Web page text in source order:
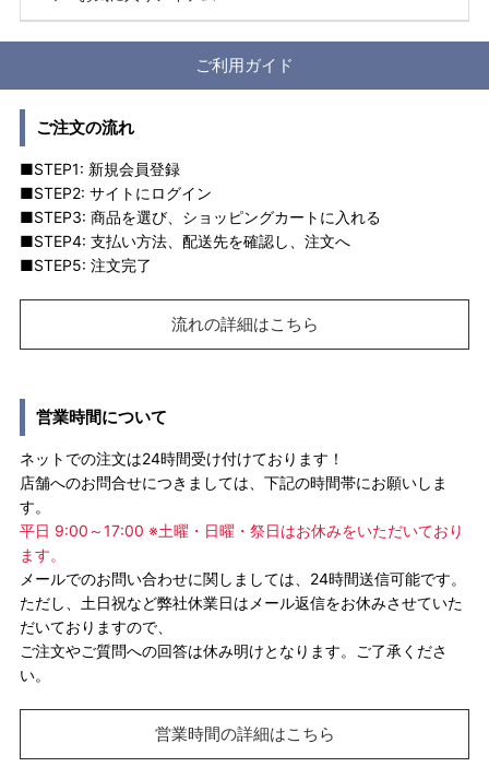
ご利用ガイド
ご注文の流れ
■STEP1: 新規会員登録
■STEP2: サイトにログイン
■STEP3: 商品を選び、ショッピングカートに入れる
■STEP4: 支払い方法、配送先を確認し、注文へ
■STEP5: 注文完了
流れの詳細はこちら
営業時間について
ネットでの注文は24時間受け付けております！
店舗へのお問合せにつきましては、下記の時間帯にお願いしま
す。
平日 9:00～17:00 ※土曜・日曜・祭日はお休みをいただいており
ます。
メールでのお問い合わせに関しましては、24時間送信可能です。
ただし、土日祝など弊社休業日はメール返信をお休みさせていた
だいておりますので、
ご注文やご質問への回答は休み明けとなります。ご了承くださ
い。
営業時間の詳細はこちら